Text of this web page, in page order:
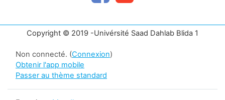
Copyright © 2019 -Univérsité Saad Dahlab Blida 1
Non connecté. (Connexion)
Obtenir l'app mobile
Passer au thème standard